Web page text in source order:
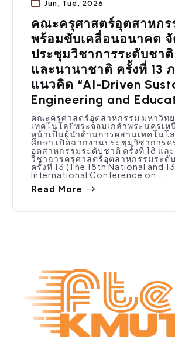
Jun, Tue, 2026
คณะครุศาสตร์อุตสาหกร
พร้อมขับเคลื่อนอนาคต
ประชุมวิชาการระดับชาติ
และนานาชาติ ครั้งที่ 13
แนวคิด “AI-Driven
Engineering and
คณะครุศาสตร์อุตสาหกรรม มหาวิท
เทคโนโลยีพระจอมเกล้าพระนครเห
หน้าเป็นผู้นำด้านการผสานเทคโนโ
ศึกษา เปิดฉากงานประชุมวิชาการค
อุตสาหกรรมระดับชาติ ครั้งที่ 18 แล
วิชาการครุศาสตร์อุตสาหกรรมระดั
ครั้งที่ 13 (The 18th National and
International Conference on…
Read More